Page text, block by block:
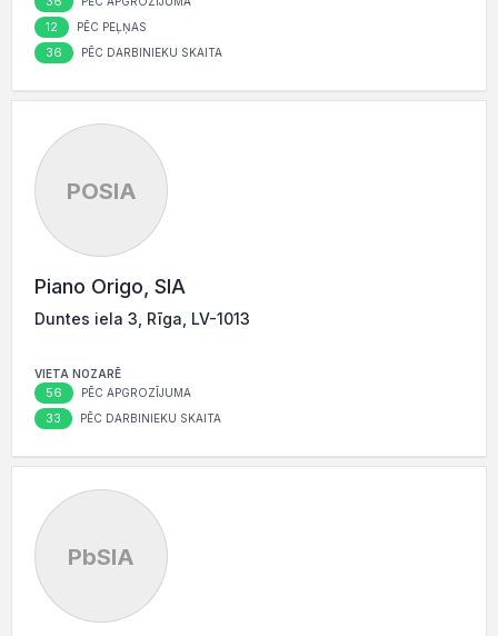
12 PĒC PEĻŅAS
36 PĒC DARBINIEKU SKAITA
POSIA
Piano Origo, SIA
Duntes iela 3, Rīga, LV-1013
VIETA NOZARĒ
56 PĒC APGROZĪJUMA
33 PĒC DARBINIEKU SKAITA
PbSIA